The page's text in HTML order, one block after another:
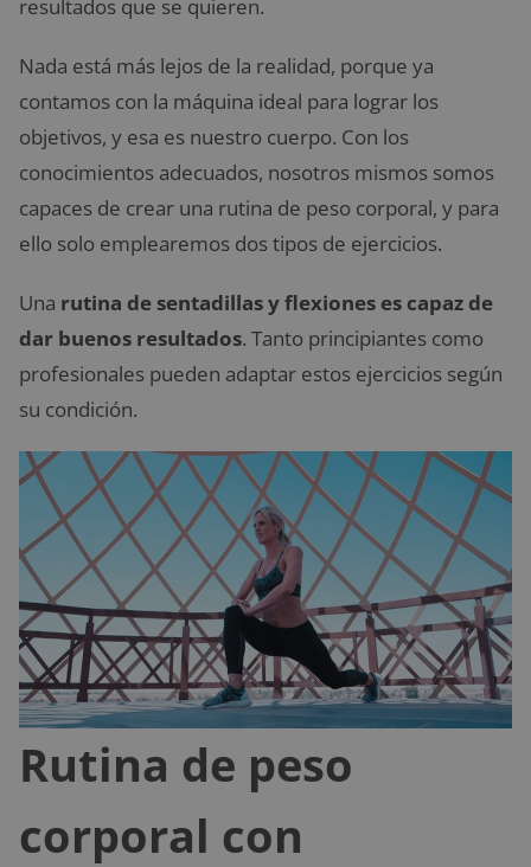
resultados que se quieren.
Nada está más lejos de la realidad, porque ya
contamos con la máquina ideal para lograr los
objetivos, y esa es nuestro cuerpo. Con los
conocimientos adecuados, nosotros mismos somos
capaces de crear una rutina de peso corporal, y para
ello solo emplearemos dos tipos de ejercicios.
Una rutina de sentadillas y flexiones es capaz de
dar buenos resultados. Tanto principiantes como
profesionales pueden adaptar estos ejercicios según
su condición.
Rutina de peso
corporal con